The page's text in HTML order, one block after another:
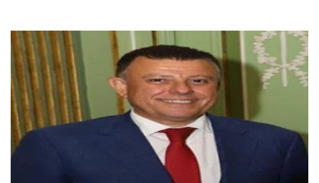
تواصل معنا
الطلاب
هيئة التدريس